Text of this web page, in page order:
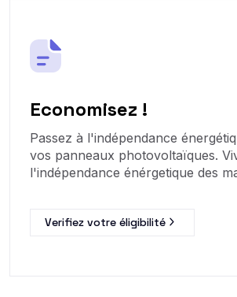
Economisez !
Passez à l'indépendance
vos panneaux photovoltaïques.
l'indépendance énérgetique des
Verifiez votre éligibilité